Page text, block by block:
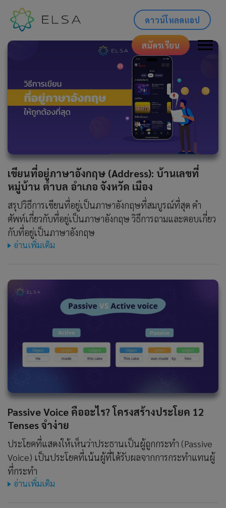
ดาวน์โหลดแอป
สมัครเรียน
เขียนที่อยู่ภาษาอังกฤษ (Address): บ้านเลขที่
หมู่บ้าน ตำบล อำเภอ จังหวัด เมือง
สรุปวิธีการเขียนที่อยู่เป็นภาษาอังกฤษที่สมบูรณ์ที่สุด คำ
ศัพท์เกี่ยวกับที่อยู่เป็นภาษาอังกฤษ วิธีการถามและตอบเกี่ยว
กับที่อยู่เป็นภาษาอังกฤษ
อ่านเพิ่มเติม
Passive Voice คืออะไร? โครงสร้างประโยค 12
Tenses จำง่าย
ประโยคที่แสดงให้เห็นว่าประธานเป็นผู้ถูกกระทำ (Passive
Voice) เป็นประโยคที่เน้นผู้ที่ได้รับผลจากการกระทำแทนผู้
ที่กระทำ
อ่านเพิ่มเติม